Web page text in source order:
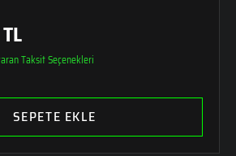
Taksit Seçenekleri
SEPETE EKLE